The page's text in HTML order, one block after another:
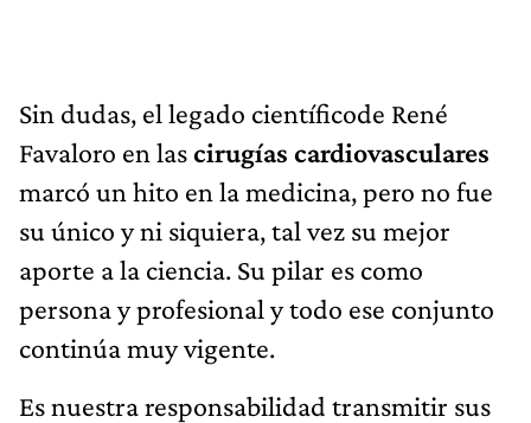
Sin dudas, el legado científicode René
Favaloro en lascirugías cardiovasculares
marcó un hito en la medicina, pero no fue
su único y ni siquiera, tal vez su mejor
aporte a la ciencia. Su pilar es como
persona y profesional y todo ese conjunto
continúa muy vigente.
Es nuestra responsabilidad transmitir sus